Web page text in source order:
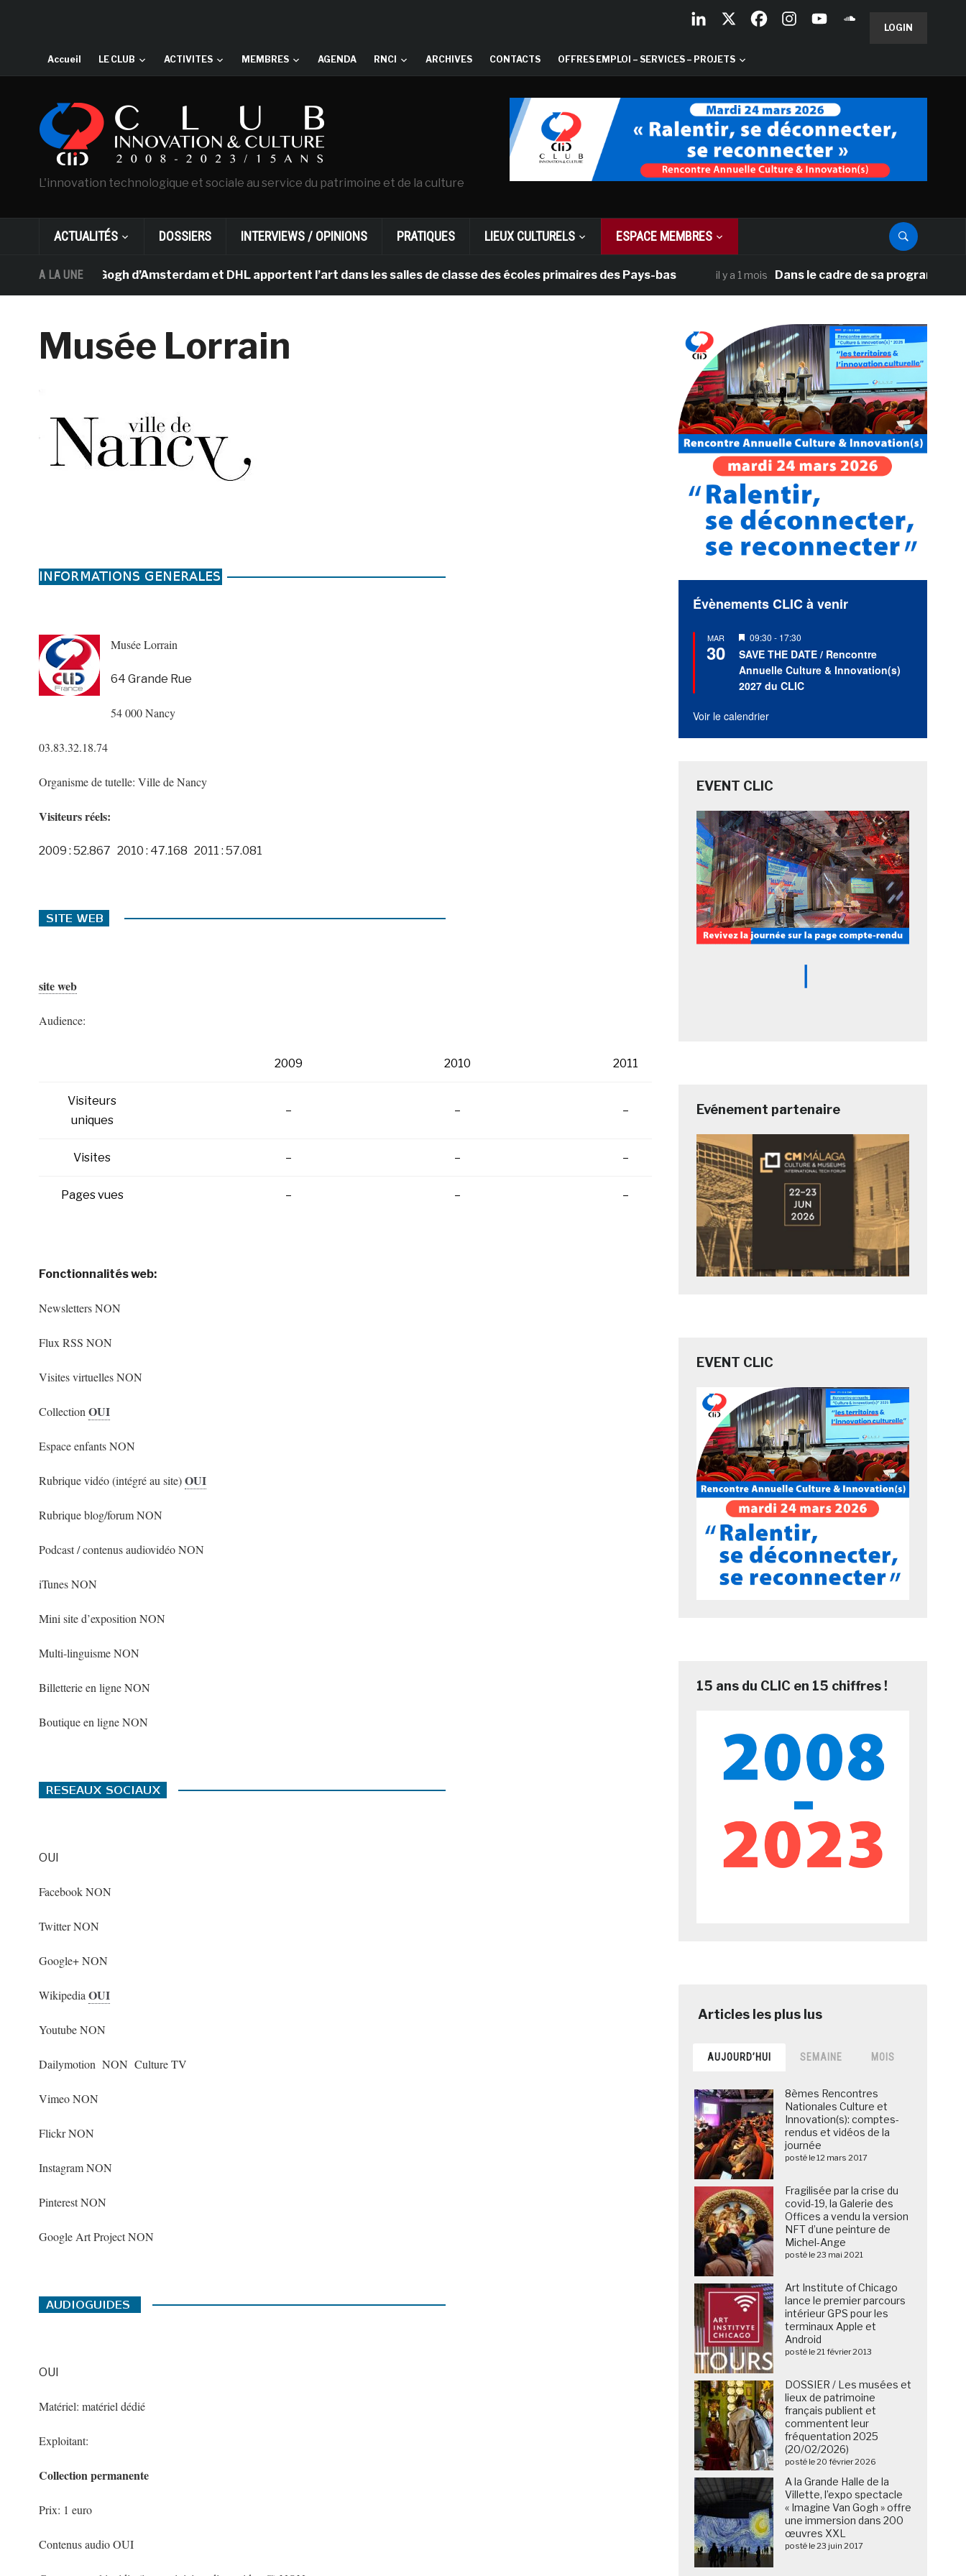
LOGIN
Accueil LE CLUB ACTIVITES MEMBRES AGENDA RNCI ARCHIVES CONTACTS OFFRES EMPLOI – SERVICES – PROJETS
L'innovation technologique et sociale au service du patrimoine et de la culture
ACTUALITÉS DOSSIERS INTERVIEWS / OPINIONS PRATIQUES LIEUX CULTURELS ESPACE MEMBRES
A LA UNE
Van Gogh d’Amsterdam et DHL apportent l’art dans les salles de classe des écoles primaires des Pays-bas il y a 1 mois Dans le cadre de sa programmation
Musée Lorrain
Musée Lorrain
64 Grande Rue
54 000 Nancy
03.83.32.18.74
Organisme de tutelle: Ville de Nancy
Visiteurs réels:
2009 : 52.867 2010 : 47.168 2011 : 57.081
site web
Audience:
2009 2010 2011
Visiteurs
uniques
– – –
Visites – – –
Pages vues – – –
Fonctionnalités web:
Newsletters NON
Flux RSS NON
Visites virtuelles NON
Collection OUI
Espace enfants NON
Rubrique vidéo (intégré au site)OUI
Rubrique blog/forum NON
Podcast / contenus audiovidéo NON
iTunes NON
Mini site d’exposition NON
Multi-linguisme NON
Billetterie en ligne NON
Boutique en ligne NON
OUI
Facebook NON
Twitter NON
Google+ NON
Wikipedia OUI
Youtube NON
Dailymotion NON Culture TV
Vimeo NON
Flickr NON
Instagram NON
Pinterest NON
Google Art Project NON
OUI
Matériel: matériel dédié
Exploitant:
Collection permanente
Prix: 1 euro
Contenus audio OUI
Évènements CLIC à venir
MAR
30
Mis
en
avant
09:30 - 17:30
SAVE THE DATE / Rencontre
Annuelle Culture & Innovation(s)
2027 du CLIC
Voir le calendrier
EVENT CLIC
Evénement partenaire
EVENT CLIC
15 ans du CLIC en 15 chiffres !
AUJOURD’HUI SEMAINE MOIS
8èmes Rencontres
Nationales Culture et
Innovation(s): comptes-
rendus et vidéos de la
journée
posté le 12 mars 2017
Fragilisée par la crise du
covid-19, la Galerie des
Offices a vendu la version
NFT d’une peinture de
Michel-Ange
posté le 23 mai 2021
Art Institute of Chicago
lance le premier parcours
intérieur GPS pour les
terminaux Apple et
Android
posté le 21 février 2013
DOSSIER / Les musées et
lieux de patrimoine
français publient et
commentent leur
fréquentation 2025
(20/02/2026)
posté le 20 février 2026
A la Grande Halle de la
Villette, l’expo spectacle
« Imagine Van Gogh » offre
une immersion dans 200
œuvres XXL
posté le 23 juin 2017